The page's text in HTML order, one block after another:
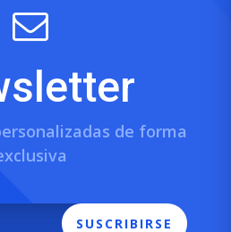
de forma
SUSCRIBIRSE